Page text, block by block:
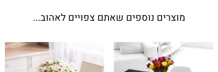
מוצרים נוספים שאתם צפויים לאהוב...